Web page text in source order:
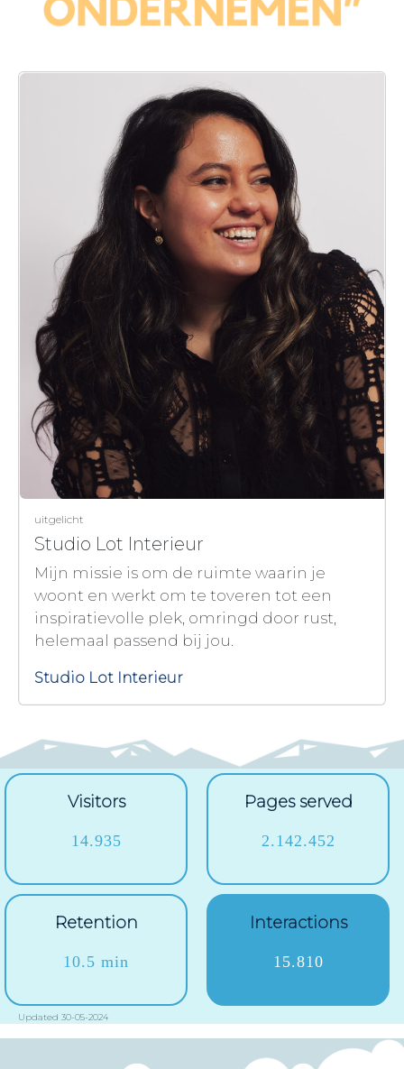
uitgelicht
Studio Lot Interieur
Mijn missie is om de ruimte waarin je
woont en werkt om te toveren tot een
inspiratievolle plek, omringd door rust,
helemaal passend bij jou.
Studio Lot Interieur
Visitors
14.935
Pages served
2.142.452
Retention
10.5 min
Interactions
15.810
Updated 30-05-2024